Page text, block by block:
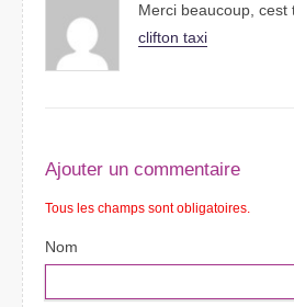
Merci beaucoup, cest
clifton taxi
Ajouter un commentaire
Tous les champs sont obligatoires.
Nom